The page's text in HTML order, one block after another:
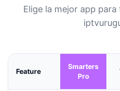
Elige la mejor app
Feature
Smarters
Pro